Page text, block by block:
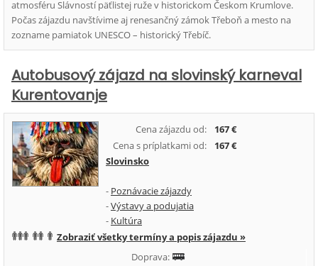
atmosféru Slávností päťlistej ruže v historickom Českom Krumlove.
Počas zájazdu navštívime aj renesančný zámok Třeboň a mesto na
zozname pamiatok UNESCO – historický Třebíč.
Autobusový zájazd na slovinský karneval
Kurentovanje
Cena zájazdu od:
167 €
Cena s príplatkami od:
167 €
Slovinsko
- Poznávacie zájazdy
-Výstavy a podujatia
- Kultúra
Zobraziť všetky termíny a popis zájazdu »
Doprava: